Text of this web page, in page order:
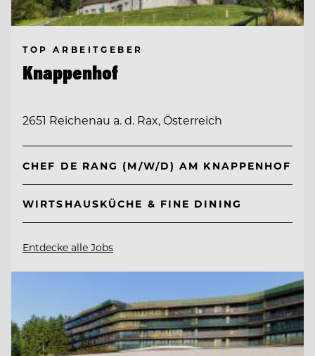
TOP ARBEITGEBER
Knappenhof
2651 Reichenau a. d. Rax, Österreich
CHEF DE RANG (M/W/D) AM KNAPPENHOF
WIRTSHAUSKÜCHE & FINE DINING
Entdecke alle Jobs